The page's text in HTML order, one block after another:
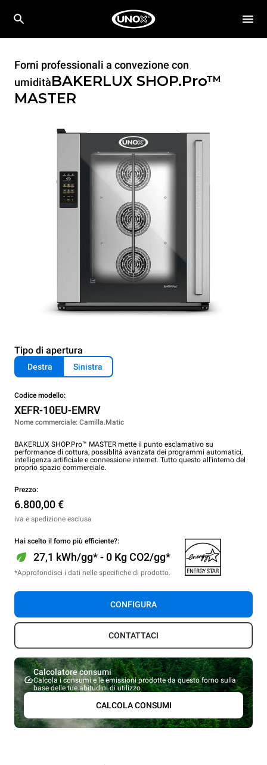
Forni professionali a convezione con
umiditàBAKERLUX SHOP.Pro™
MASTER
Tipo di apertura
Destra Sinistra
Codice modello:
XEFR-10EU-EMRV
Nome commerciale: Camilla.Matic
BAKERLUX SHOP.Pro™ MASTER mette il punto esclamativo su
performance di cottura, possiblità avanzata dei programmi automatici,
intelligenza artificiale e connessione internet. Tutto questo all'interno del
proprio spazio commerciale.
Prezzo:
6.800,00 €
iva e spedizione esclusa
Hai scelto il forno più efficiente?:
27,1 kWh/gg* - 0 Kg CO2/gg*
*Approfondisci i dati nelle specifiche di prodotto.
CONFIGURA
CONTATTACI
Calcolatore consumi
Calcola i consumi e le emissioni prodotte da questo forno sulla
base delle tue abitudini di utilizzo
CALCOLA CONSUMI